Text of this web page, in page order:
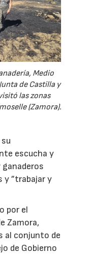
Medio
de Castilla y
las zonas
(Zamora).
escucha y
y ”trabajar y
por el
Zamora,
al conjunto de
de Gobierno